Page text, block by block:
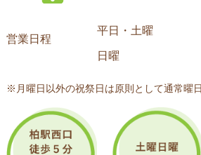
営業日程
平日・土曜
日曜
※月曜日以外の祝祭日は原則として通常曜